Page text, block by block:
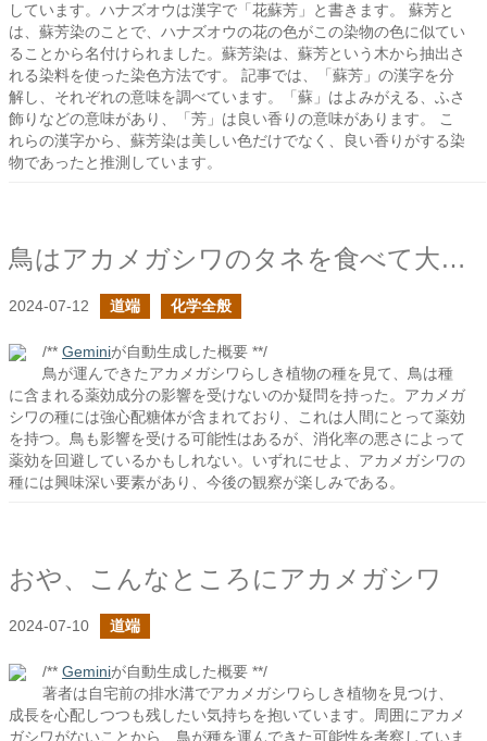
しています。ハナズオウは漢字で「花蘇芳」と書きます。 蘇芳と
は、蘇芳染のことで、ハナズオウの花の色がこの染物の色に似てい
ることから名付けられました。蘇芳染は、蘇芳という木から抽出さ
れる染料を使った染色方法です。 記事では、「蘇芳」の漢字を分
解し、それぞれの意味を調べています。「蘇」はよみがえる、ふさ
飾りなどの意味があり、「芳」は良い香りの意味があります。 こ
れらの漢字から、蘇芳染は美しい色だけでなく、良い香りがする染
物であったと推測しています。
鳥はアカメガシワのタネを食べて大丈夫なのか？
2024-07-12 道端 化学全般
/** Geminiが自動生成した概要 **/
鳥が運んできたアカメガシワらしき植物の種を見て、鳥は種
に含まれる薬効成分の影響を受けないのか疑問を持った。アカメガ
シワの種には強心配糖体が含まれており、これは人間にとって薬効
を持つ。鳥も影響を受ける可能性はあるが、消化率の悪さによって
薬効を回避しているかもしれない。いずれにせよ、アカメガシワの
種には興味深い要素があり、今後の観察が楽しみである。
おや、こんなところにアカメガシワ
2024-07-10 道端
/** Geminiが自動生成した概要 **/
著者は自宅前の排水溝でアカメガシワらしき植物を見つけ、
成長を心配しつつも残したい気持ちを抱いています。周囲にアカメ
ガシワがないことから、鳥が種を運んできた可能性を考察していま